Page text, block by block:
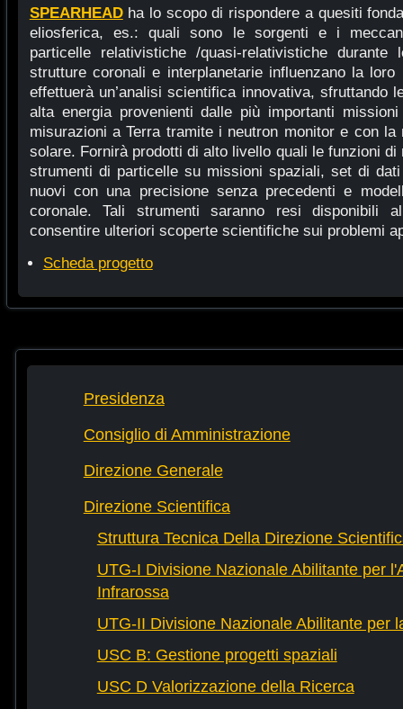
SPEARHEADha lo scopo di rispondere a quesiti
eliosferica, es.: quali sono le sorgenti e i
particelle relativistiche /quasi-relativistiche
strutture coronali e interplanetarie influenzano la loro
effettuerà un’analisi scientifica innovativa, sfruttando
alta energia provenienti dalle più importanti
misurazioni a Terra tramite i neutron monitor e con la
solare. Fornirà prodotti di alto livello quali le funzioni
strumenti di particelle su missioni spaziali, set di
nuovi con una precisione senza precedenti e
coronale. Tali strumenti saranno resi disponibili
consentire ulteriori scoperte scientifiche sui problemi
Scheda progetto
Presidenza
Consiglio di Amministrazione
Direzione Generale
Direzione Scientifica
Struttura Tecnica Della Direzione
UTG-I Divisione Nazionale Abilitante per
Infrarossa
UTG-II Divisione Nazionale Abilitante per
USC B: Gestione progetti spaziali
USC D Valorizzazione della Ricerca